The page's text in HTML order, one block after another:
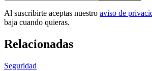
Al suscribirte aceptas nuestro aviso de
baja cuando quieras.
Relacionadas
Seguridad